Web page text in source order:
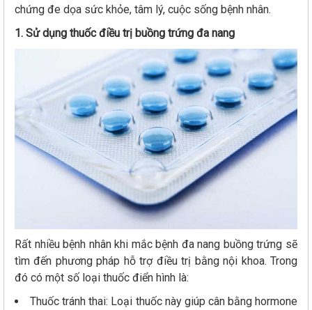
chứng đe dọa sức khỏe, tâm lý, cuộc sống bệnh nhân.
1. Sử dụng thuốc điều trị buồng trứng đa nang
Rất nhiều bệnh nhân khi mắc bệnh đa nang buồng trứng sẽ
tìm đến phương pháp hỗ trợ điều trị bằng nội khoa. Trong
đó có một số loại thuốc điển hình là:
Thuốc tránh thai: Loại thuốc này giúp cân bằng hormone